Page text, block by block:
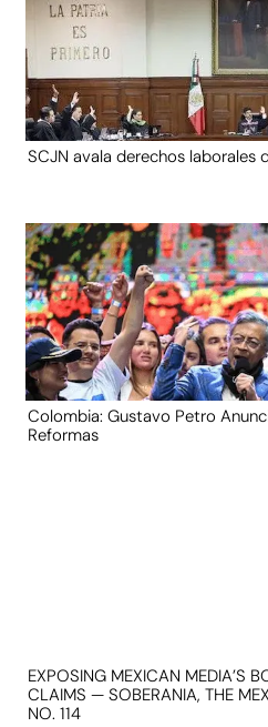
SCJN avala derechos laborales
Colombia: Gustavo Petro
Reformas
EXPOSING MEXICAN MEDIA’S
CLAIMS — SOBERANIA, THE
NO. 114